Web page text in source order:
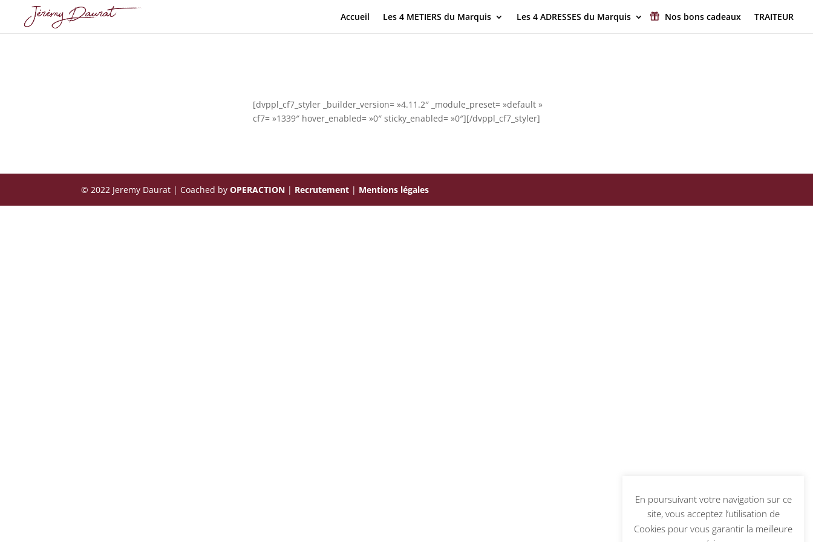
Accueil Les 4 METIERS du Marquis Les 4 ADRESSES du Marquis Nos bons cadeaux TRAITEUR
[dvppl_cf7_styler _builder_version= »4.11.2″ _module_preset= »default »
cf7= »1339″ hover_enabled= »0″ sticky_enabled= »0″][/dvppl_cf7_styler]
© 2022 Jeremy Daurat | Coached byOPERACTION | Recrutement | Mentions légales
En poursuivant votre navigation sur ce
site, vous acceptez l’utilisation de
Cookies pour vous garantir la meilleure